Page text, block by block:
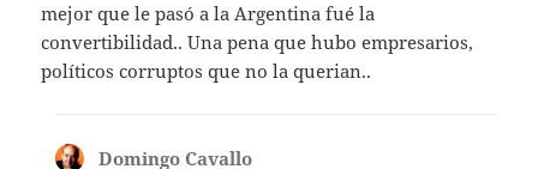
mejor que le pasó a la Argentina fué la
convertibilidad.. Una pena que hubo empresarios,
políticos corruptos que no la querian..
Domingo Cavallo